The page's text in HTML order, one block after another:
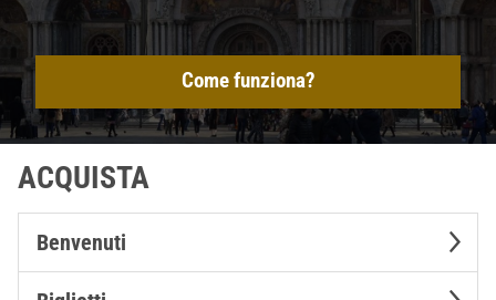
Come funziona?
ACQUISTA
Benvenuti